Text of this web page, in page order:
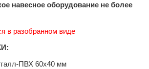
навесное оборудование не более
в разобранном виде
ПВХ 60х40 мм